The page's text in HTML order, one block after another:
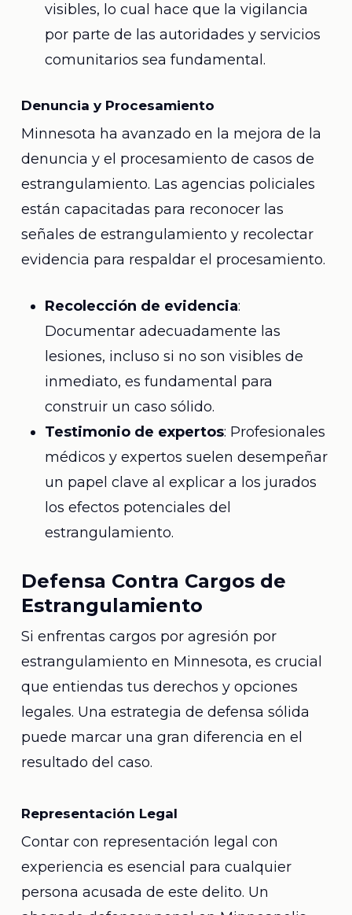
visibles, lo cual hace que la vigilancia
por parte de las autoridades y servicios
comunitarios sea fundamental.
Denuncia y Procesamiento
Minnesota ha avanzado en la mejora de la
denuncia y el procesamiento de casos de
estrangulamiento. Las agencias policiales
están capacitadas para reconocer las
señales de estrangulamiento y recolectar
evidencia para respaldar el procesamiento.
Recolección de evidencia:
Documentar adecuadamente las
lesiones, incluso si no son visibles de
inmediato, es fundamental para
construir un caso sólido.
Testimonio de expertos: Profesionales
médicos y expertos suelen desempeñar
un papel clave al explicar a los jurados
los efectos potenciales del
estrangulamiento.
Defensa Contra Cargos de
Estrangulamiento
Si enfrentas cargos por agresión por
estrangulamiento en Minnesota, es crucial
que entiendas tus derechos y opciones
legales. Una estrategia de defensa sólida
puede marcar una gran diferencia en el
resultado del caso.
Representación Legal
Contar con representación legal con
experiencia es esencial para cualquier
persona acusada de este delito. Un